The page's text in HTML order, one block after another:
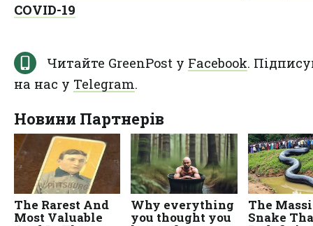
COVID-19
Читайте GreenPost у Facebook.
на нас у Telegram.